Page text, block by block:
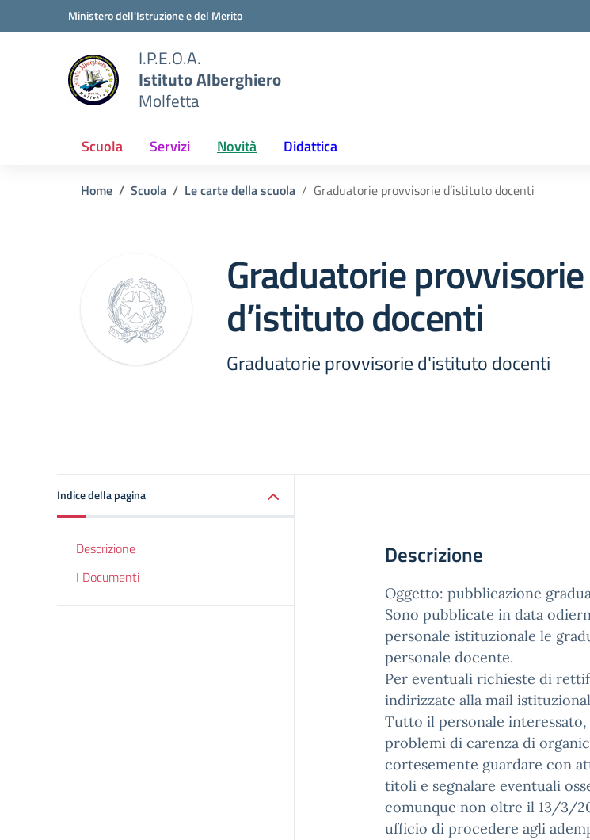
Vai ai contenuti
Vai al menu di navigazioneMinistero dell'Istruzione e del Merito
I.P.E.O.A.
Istituto Alberghiero
Molfetta
Scuola Servizi Novità Didattica
Home Scuola Le carte della scuola Graduatorie provvisorie d’istituto docenti
Graduatorie provvisorie
d’istituto docenti
Graduatorie provvisorie d'istituto docenti
Indice della pagina
Descrizione
I Documenti
Descrizione
Oggetto: pubblicazione
Sono pubblicate in data
personale istituzionale le
personale docente.
Per eventuali richieste di
indirizzate alla mail
Tutto il personale
problemi di carenza di
cortesemente guardare con
titoli e segnalare eventuali
comunque non oltre il 13/3/
ufficio di procedere agli